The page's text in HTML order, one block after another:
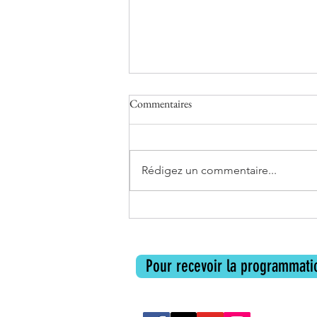
Commentaires
Rédigez un commentaire...
Pour recevoir la